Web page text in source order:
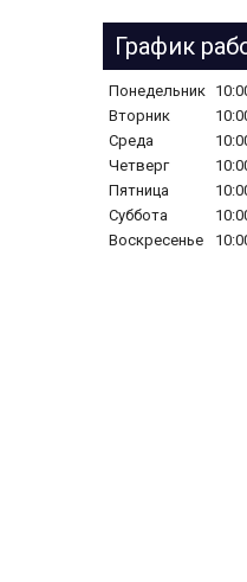
График
Понедельник
Вторник
Среда
Четверг
Пятница
Суббота
Воскресенье